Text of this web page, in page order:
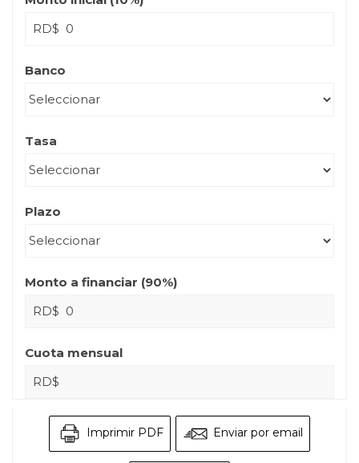
RD$
Banco
Tasa
Plazo
Monto a financiar (90%)
RD$
Cuota mensual
RD$
Imprimir PDF Enviar por email